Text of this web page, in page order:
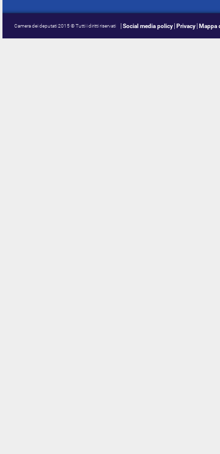
Camera dei deputati 2015 © Tutti i diritti riservati Social media policy Privacy Mappa